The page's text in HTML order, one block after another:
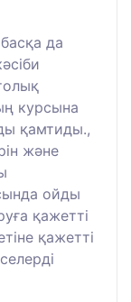
да
курсына
қамтиды.,
және
ойды
қажетті
қажетті